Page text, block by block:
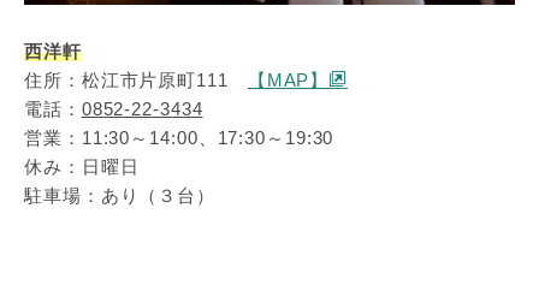
西洋軒
住所：松江市片原町111
【MAP】
電話： 0852-22-3434
営業：11:30～14:00、17:30～19:30
休み：日曜日
駐車場：あり（３台）